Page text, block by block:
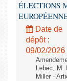
ÉLECTIONS
Date de
dépôt :
09/02/2026
Lebec, M.
Miller -